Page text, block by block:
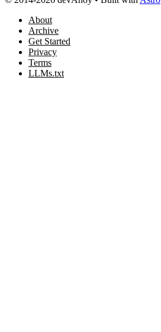
About
Archive
Get Started
Privacy
Terms
LLMs.txt